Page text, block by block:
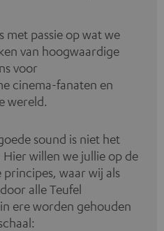
met passie op wat we
van hoogwaardige
voor
cinema-fanaten en
wereld.
sound is niet het
willen we jullie op de
waar wij als
alle Teufel
ere worden gehouden